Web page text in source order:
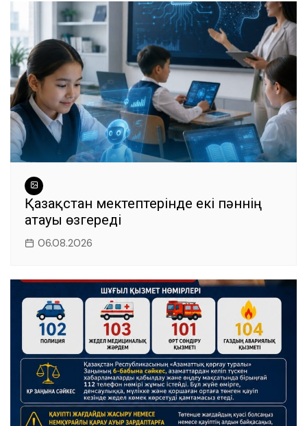
Қазақстан мектептерінде екі пәннің
атауы өзгереді
06.08.2026